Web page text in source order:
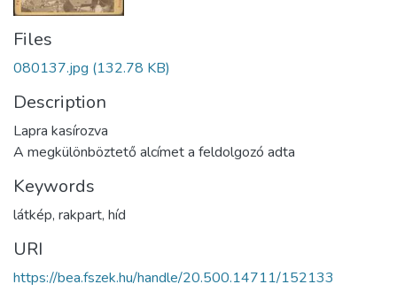
Files
080137.jpg (132.78 KB)
Description
Lapra kasírozva
A megkülönböztető alcímet a feldolgozó adta
Keywords
látkép, rakpart, híd
URI
https://bea.fszek.hu/handle/20.500.14711/152133